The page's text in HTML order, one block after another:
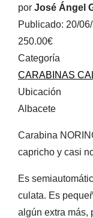
por José Ángel
Publicado: 20/
250.00€
Categoría
CARABINAS
Ubicación
Albacete
Carabina
capricho y casi
Es
culata. Es
algún extra más,